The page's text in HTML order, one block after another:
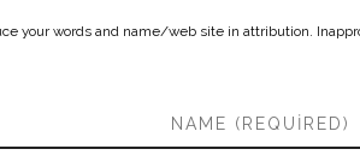
your words and name/web site in attribution.